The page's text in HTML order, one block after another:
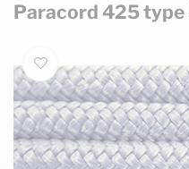
Paracord 425 type